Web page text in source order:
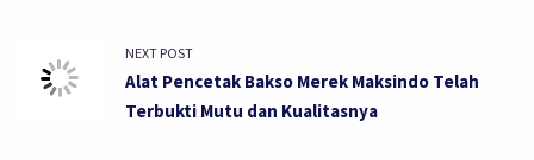
NEXT POST
Alat Pencetak Bakso Merek Maksindo Telah
Terbukti Mutu dan Kualitasnya